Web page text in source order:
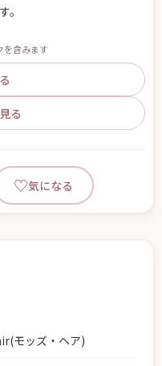
。
含みます
る
♡気になる
モッズ・ヘア)